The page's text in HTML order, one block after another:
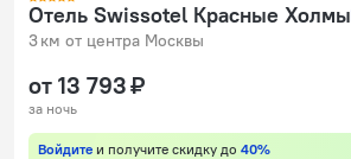
Отель Swissotel Красные Холмы
3 км от центра Москвы
от 13 793 ₽
за ночь
Войдите и получите скидку до 40%